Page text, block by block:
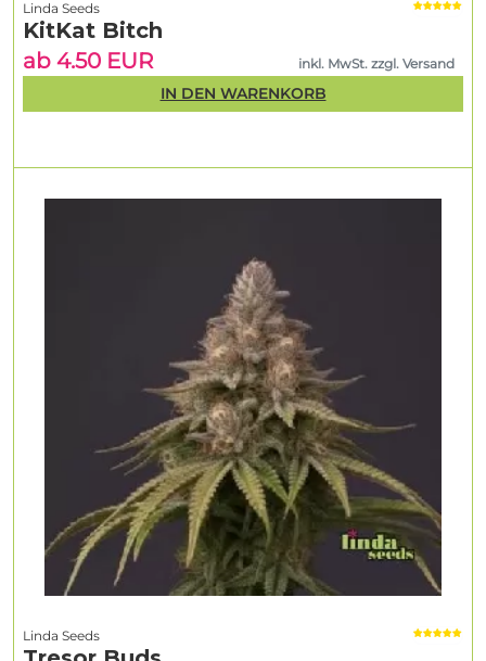
Linda Seeds
Linda Seeds
KitKat Bitch
ab 4.50 EUR
inkl. MwSt. zzgl. Versand
IN DEN WARENKORB